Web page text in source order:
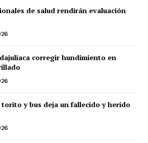
de salud rendirán evaluación
corregir hundimiento en
y bus deja un fallecido y herido